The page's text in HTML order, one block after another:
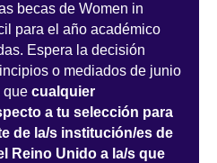
becas de Women in
para el año académico
Espera la decisión
o mediados de junio
que cualquier
a tu selección para
de la/s institución/es de
Reino Unido a la/s que